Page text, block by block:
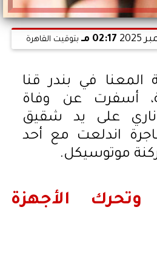
02:17 مـ بتوقيت القاهرة
في بندر قنا
أسفرت عن وفاة
على يد شقيق
اندلعت مع أحد
موتوسيكل.
وتحرك الأجهزة